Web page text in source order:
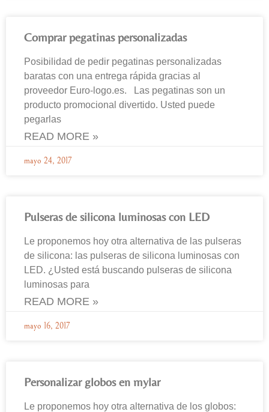
Comprar pegatinas personalizadas
Posibilidad de pedir pegatinas personalizadas
baratas con una entrega rápida gracias al
proveedor Euro-logo.es. Las pegatinas son un
producto promocional divertido. Usted puede
pegarlas
READ MORE »
mayo 24, 2017
Pulseras de silicona luminosas con LED
Le proponemos hoy otra alternativa de las pulseras
de silicona: las pulseras de silicona luminosas con
LED. ¿Usted está buscando pulseras de silicona
luminosas para
READ MORE »
mayo 16, 2017
Personalizar globos en mylar
Le proponemos hoy otra alternativa de los globos: